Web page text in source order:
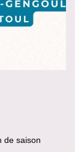
de saison